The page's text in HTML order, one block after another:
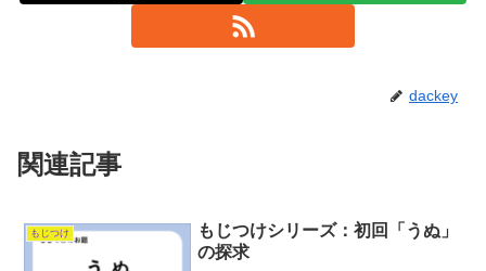
dackey
関連記事
もじつけ
もじつけシリーズ：初回「うぬ」
の探求